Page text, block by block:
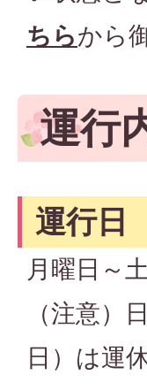
ちらから
運行
運行日
月曜日～
（注意）
日）は運